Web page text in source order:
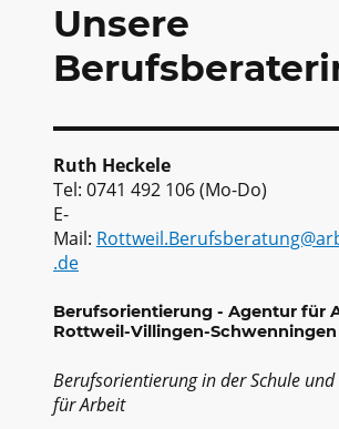
Unsere
Ruth Heckele
Tel: 0741 492 106 (Mo-Do)
E-
Mail:
.de
Berufsorientierung - Agentur für
Rottweil-Villingen-Schwenningen
Berufsorientierung in der Schule
für Arbeit